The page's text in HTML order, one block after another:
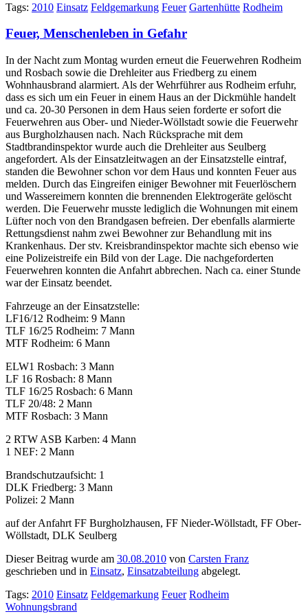
Tags: 2010 Einsatz Feldgemarkung Feuer Gartenhütte Rodheim
Feuer, Menschenleben in Gefahr
In der Nacht zum Montag wurden erneut die Feuerwehren Rodheim
und Rosbach sowie die Drehleiter aus Friedberg zu einem
Wohnhausbrand alarmiert. Als der Wehrführer aus Rodheim erfuhr,
dass es sich um ein Feuer in einem Haus an der Dickmühle handelt
und ca. 20-30 Personen in dem Haus seien forderte er sofort die
Feuerwehren aus Ober- und Nieder-Wöllstadt sowie die Feuerwehr
aus Burgholzhausen nach. Nach Rücksprache mit dem
Stadtbrandinspektor wurde auch die Drehleiter aus Seulberg
angefordert. Als der Einsatzleitwagen an der Einsatzstelle eintraf,
standen die Bewohner schon vor dem Haus und konnten Feuer aus
melden. Durch das Eingreifen einiger Bewohner mit Feuerlöschern
und Wassereimern konnten die brennenden Elektrogeräte gelöscht
werden. Die Feuerwehr musste lediglich die Wohnungen mit einem
Lüfter noch von den Brandgasen befreien. Der ebenfalls alarmierte
Rettungsdienst nahm zwei Bewohner zur Behandlung mit ins
Krankenhaus. Der stv. Kreisbrandinspektor machte sich ebenso wie
eine Polizeistreife ein Bild von der Lage. Die nachgeforderten
Feuerwehren konnten die Anfahrt abbrechen. Nach ca. einer Stunde
war der Einsatz beendet.
Fahrzeuge an der Einsatzstelle:
LF16/12 Rodheim: 9 Mann
TLF 16/25 Rodheim: 7 Mann
MTF Rodheim: 6 Mann
ELW1 Rosbach: 3 Mann
LF 16 Rosbach: 8 Mann
TLF 16/25 Rosbach: 6 Mann
TLF 20/48: 2 Mann
MTF Rosbach: 3 Mann
2 RTW ASB Karben: 4 Mann
1 NEF: 2 Mann
Brandschutzaufsicht: 1
DLK Friedberg: 3 Mann
Polizei: 2 Mann
auf der Anfahrt FF Burgholzhausen, FF Nieder-Wöllstadt, FF Ober-
Wöllstadt, DLK Seulberg
Dieser Beitrag wurde am 30.08.2010 von Carsten Franz
geschrieben und in Einsatz, Einsatzabteilung abgelegt.
Tags: 2010 Einsatz Feldgemarkung Feuer Rodheim
Wohnungsbrand